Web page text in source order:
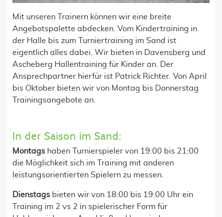
Mit unseren Trainern können wir eine breite
Angebotspalette abdecken. Vom Kindertraining in
der Halle bis zum Turniertraining im Sand ist
eigentlich alles dabei. Wir bieten in Davensberg und
Ascheberg Hallentraining für Kinder an. Der
Ansprechpartner hierfür ist Patrick Richter. Von April
bis Oktober bieten wir von Montag bis Donnerstag
Trainingsangebote an.
In der Saison im Sand:
Montags haben Turnierspieler von 19:00 bis 21:00
die Möglichkeit sich im Training mit anderen
leistungsorientierten Spielern zu messen.
Dienstags bieten wir von 18:00 bis 19:00 Uhr ein
Training im 2 vs 2 in spielerischer Form für